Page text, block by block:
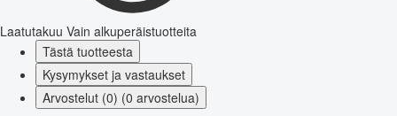
Laatutakuu Vain alkuperäistuotteita
Tästä tuotteesta
Kysymykset ja vastaukset
Arvostelut (0) (0 arvostelua)